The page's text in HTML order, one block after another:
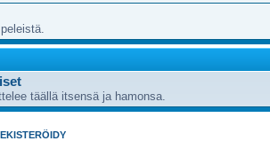
täällä itsensä ja hamonsa.